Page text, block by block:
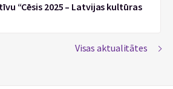
“Cēsis 2025 – Latvijas kultūras
Visas aktualitātes